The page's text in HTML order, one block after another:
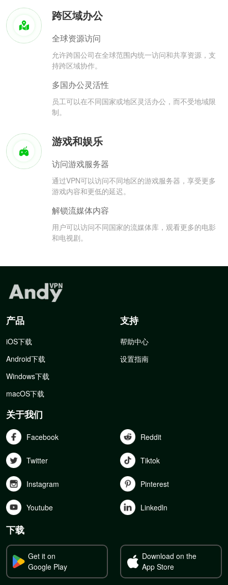
跨区域办公
全球资源访问
允许跨国公司在全球范围内统一访问和共享资源，支
持跨区域协作。
多国办公灵活性
员工可以在不同国家或地区灵活办公，而不受地域限
制。
游戏和娱乐
访问游戏服务器
通过VPN可以访问不同地区的游戏服务器，享受更多
游戏内容和更低的延迟。
解锁流媒体内容
用户可以访问不同国家的流媒体库，观看更多的电影
和电视剧。
产品
iOS下载
Android下载
Windows下载
macOS下载
支持
帮助中心
设置指南
关于我们
Facebook Reddit
Twitter Tiktok
Instagram Pinterest
Youtube Linkedln
下载
Get it on
Google Play
Download on the
App Store